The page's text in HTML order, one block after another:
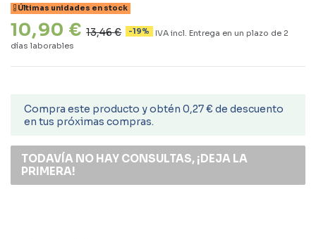
Últimas unidades en stock
10,90 € 13,46 € -19% IVA incl. Entrega en un plazo de 2
días laborables
Compra este producto y obtén 0,27 € de descuento
en tus próximas compras.
TODAVÍA NO HAY CONSULTAS, ¡DEJA LA
PRIMERA!